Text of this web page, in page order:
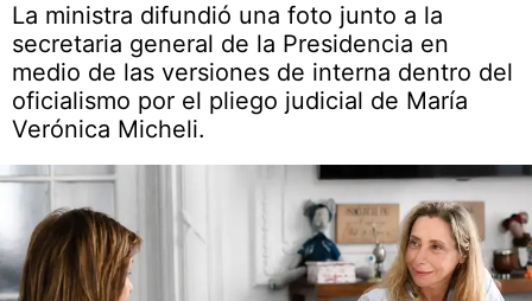
La ministra difundió una foto junto a la
secretaria general de la Presidencia en
medio de las versiones de interna dentro del
oficialismo por el pliego judicial de María
Verónica Micheli.